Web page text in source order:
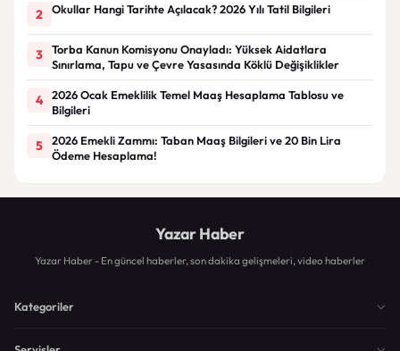
2 Okullar Hangi Tarihte Açılacak? 2026 Yılı Tatil Bilgileri
3
Torba Kanun Komisyonu Onayladı: Yüksek Aidatlara
Sınırlama, Tapu ve Çevre Yasasında Köklü Değişiklikler
4
2026 Ocak Emeklilik Temel Maaş Hesaplama Tablosu ve
Bilgileri
5
2026 Emekli Zammı: Taban Maaş Bilgileri ve 20 Bin Lira
Ödeme Hesaplama!
Yazar Haber
Yazar Haber - En güncel haberler, son dakika gelişmeleri, video haberler
Kategoriler